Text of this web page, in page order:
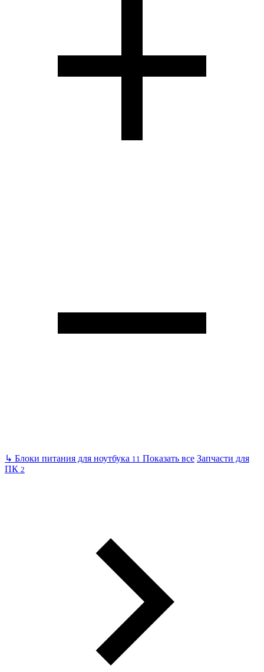
↳ Блоки питания для ноутбука 11 Показать все Запчасти для
ПК 2